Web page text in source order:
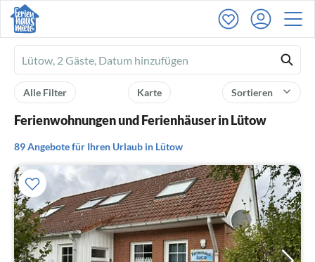
Ferienhausmiete
logo
Sortieren
Karte
Alle Filter
Ferienwohnungen und Ferienhäuser in Lütow
89 Angebote für Ihren Urlaub in Lütow